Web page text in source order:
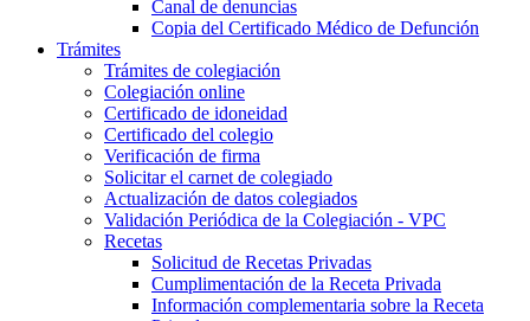
Canal de denuncias
Copia del Certificado Médico de Defunción
Trámites
Trámites de colegiación
Colegiación online
Certificado de idoneidad
Certificado del colegio
Verificación de firma
Solicitar el carnet de colegiado
Actualización de datos colegiados
Validación Periódica de la Colegiación - VPC
Recetas
Solicitud de Recetas Privadas
Cumplimentación de la Receta Privada
Información complementaria sobre la Receta